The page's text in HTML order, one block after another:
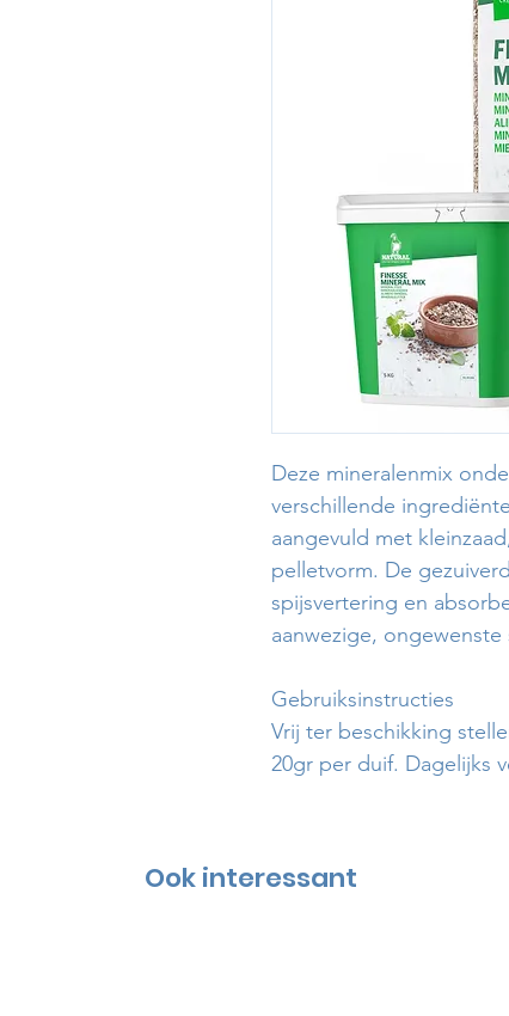
Deze mineralenmix
verschillende
aangevuld met
pelletvorm. De
spijsvertering en
aanwezige, ongewenste
Gebruiksinstructies
Vrij ter beschikking
20gr per duif. Dagelijks
Ook interessant